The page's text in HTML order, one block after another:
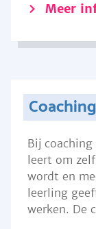
Meer
Bij
leert om
wordt en
leerling
werken. De